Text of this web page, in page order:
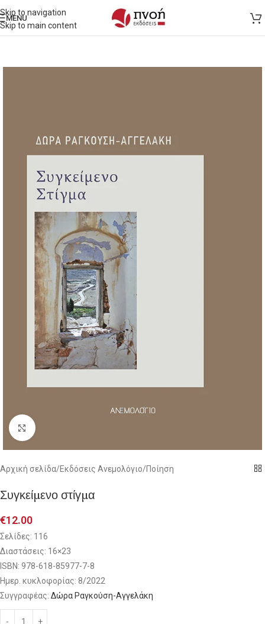
Skip to navigation
Skip to main content
MENU
Click to enlarge
Αρχική σελίδα/Εκδόσεις Ανεμολόγιο/Ποίηση
Συγκείμενο στίγμα
€12.00
Σελίδες: 116
Διαστάσεις: 16×23
ΙSBN: 978-618-85977-7-8
Ημερ. κυκλοφορίας: 8/2022
Συγγραφέας: Δώρα Ραγκούση-Αγγελάκη